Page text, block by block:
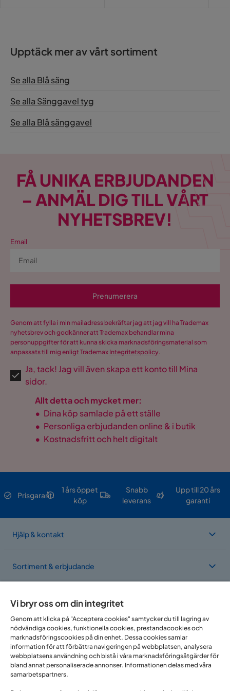
Upptäck mer av vårt sortiment
Se alla Blå säng
Se alla Sänggavel tyg
Se alla Blå sänggavel
FÅ UNIKA ERBJUDANDEN
– ANMÄL DIG TILL VÅRT
NYHETSBREV!
Email
Prenumerera
Genom att fylla i min mailadress bekräftar jag att jag vill ha Trademax
nyhetsbrev och godkänner att Trademax behandlar mina
personuppgifter för att kunna skicka marknadsföringsmaterial som
anpassats till mig enligt Trademax Integritetspolicy.
Ja, tack! Jag vill även skapa ett konto till Mina
sidor.
Allt detta och mycket mer:
• Dina köp samlade på ett ställe
• Personliga erbjudanden online & i butik
• Kostnadsfritt och helt digitalt
Prisgaranti
1 års öppet
köp
Snabb
leverans
Upp till 20 års
garanti
Hjälp & kontakt
Sortiment & erbjudande
Vi finns i flera länder
Vi bryr oss om din integritet
Genom att klicka på "Acceptera cookies" samtycker du till lagring av
nödvändiga cookies, funktionella cookies, prestandacookies och
marknadsföringscookies på din enhet. Dessa cookies samlar
information för att förbättra navigeringen på webbplatsen, analysera
webbplatsens användning och bistå i våra marknadsföringsåtgärder för
bland annat personaliserade annonser. Informationen delas med våra
samarbetspartners.